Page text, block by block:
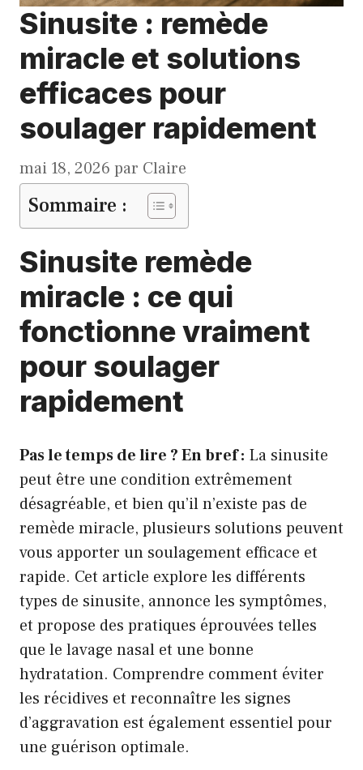
Sinusite : remède
miracle et solutions
efficaces pour
soulager rapidement
mai 18, 2026 par Claire
Sommaire :
Sinusite remède
miracle : ce qui
fonctionne vraiment
pour soulager
rapidement
Pas le temps de lire ? En bref : La sinusite
peut être une condition extrêmement
désagréable, et bien qu’il n’existe pas de
remède miracle, plusieurs solutions peuvent
vous apporter un soulagement efficace et
rapide. Cet article explore les différents
types de sinusite, annonce les symptômes,
et propose des pratiques éprouvées telles
que le lavage nasal et une bonne
hydratation. Comprendre comment éviter
les récidives et reconnaître les signes
d’aggravation est également essentiel pour
une guérison optimale.